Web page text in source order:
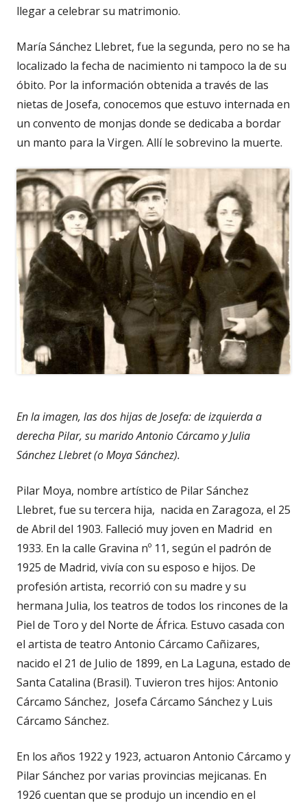
llegar a celebrar su matrimonio.
María Sánchez Llebret, fue la segunda, pero no se ha
localizado la fecha de nacimiento ni tampoco la de su
óbito. Por la información obtenida a través de las
nietas de Josefa, conocemos que estuvo internada en
un convento de monjas donde se dedicaba a bordar
un manto para la Virgen. Allí le sobrevino la muerte.
En la imagen, las dos hijas de Josefa: de izquierda a
derecha Pilar, su marido Antonio Cárcamo y Julia
Sánchez Llebret (o Moya Sánchez).
Pilar Moya, nombre artístico de Pilar Sánchez
Llebret, fue su tercera hija, nacida en Zaragoza, el 25
de Abril del 1903. Falleció muy joven en Madrid en
1933. En la calle Gravina nº 11, según el padrón de
1925 de Madrid, vivía con su esposo e hijos. De
profesión artista, recorrió con su madre y su
hermana Julia, los teatros de todos los rincones de la
Piel de Toro y del Norte de África. Estuvo casada con
el artista de teatro Antonio Cárcamo Cañizares,
nacido el 21 de Julio de 1899, en La Laguna, estado de
Santa Catalina (Brasil). Tuvieron tres hijos: Antonio
Cárcamo Sánchez, Josefa Cárcamo Sánchez y Luis
Cárcamo Sánchez.
En los años 1922 y 1923, actuaron Antonio Cárcamo y
Pilar Sánchez por varias provincias mejicanas. En
1926 cuentan que se produjo un incendio en el